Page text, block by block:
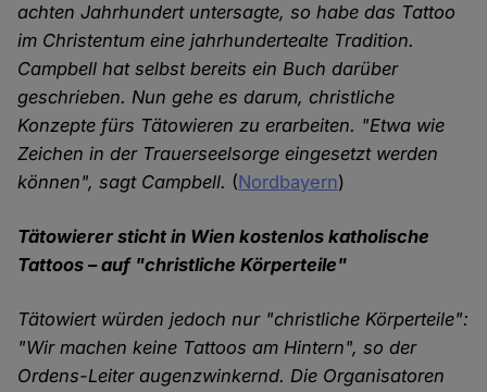
achten Jahrhundert untersagte, so habe das Tattoo
im Christentum eine jahrhundertealte Tradition.
Campbell hat selbst bereits ein Buch darüber
geschrieben. Nun gehe es darum, christliche
Konzepte fürs Tätowieren zu erarbeiten. "Etwa wie
Zeichen in der Trauerseelsorge eingesetzt werden
können", sagt Campbell. (Nordbayern)
Tätowierer sticht in Wien kostenlos katholische
Tattoos – auf "christliche Körperteile"
Tätowiert würden jedoch nur "christliche Körperteile":
"Wir machen keine Tattoos am Hintern", so der
Ordens-Leiter augenzwinkernd. Die Organisatoren